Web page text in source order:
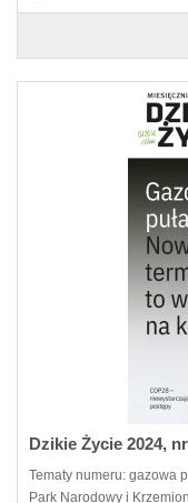
Dzikie Życie 2024,
Tematy numeru: gazowa
Park Narodowy i